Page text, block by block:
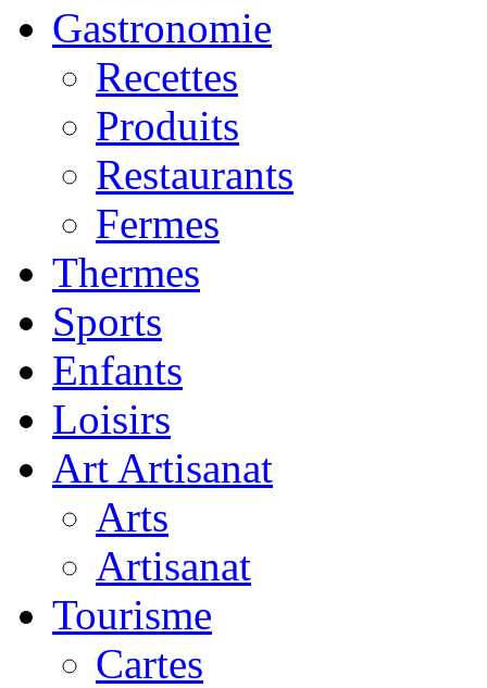
Gastronomie
Recettes
Produits
Restaurants
Fermes
Thermes
Sports
Enfants
Loisirs
Art Artisanat
Arts
Artisanat
Tourisme
Cartes